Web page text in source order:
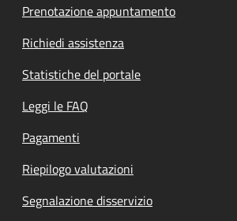
Prenotazione appuntamento
Richiedi assistenza
Statistiche del portale
Leggi le FAQ
Pagamenti
Riepilogo valutazioni
Segnalazione disservizio